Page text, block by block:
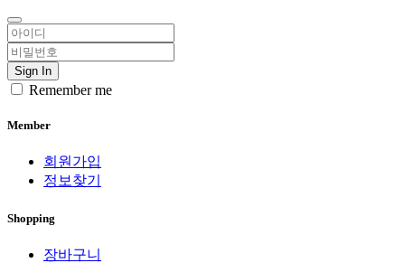
Sign In
Remember me
Member
회원가입
정보찾기
Shopping
장바구니